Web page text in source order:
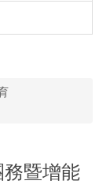
務暨增能